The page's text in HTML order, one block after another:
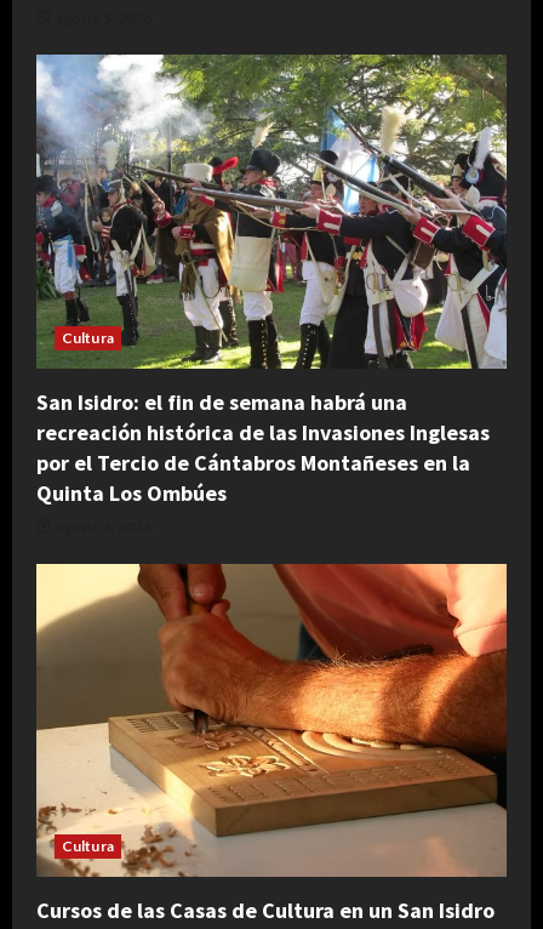
Cultura
San Isidro: el fin de semana habrá una
recreación histórica de las Invasiones Inglesas
por el Tercio de Cántabros Montañeses en la
Quinta Los Ombúes
Cultura
Cursos de las Casas de Cultura en un San Isidro